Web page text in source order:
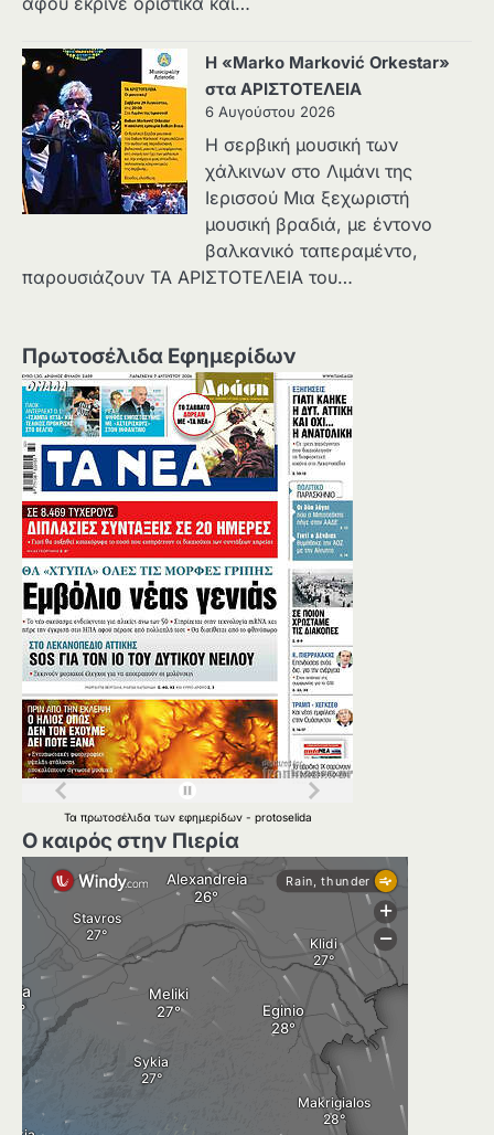
Η «Marko Marković Orkestar»
στα ΑΡΙΣΤΟΤΕΛΕΙΑ
6 Αυγούστου 2026
Η σερβική μουσική των
χάλκινων στο Λιμάνι της
Ιερισσού Μια ξεχωριστή
μουσική βραδιά, με έντονο
βαλκανικό ταπεραμέντο,
παρουσιάζουν ΤΑ ΑΡΙΣΤΟΤΕΛΕΙΑ του…
Πρωτοσέλιδα Εφημερίδων
Τα πρωτοσέλιδα των εφημερίδων - protoselida
Ο καιρός στην Πιερία